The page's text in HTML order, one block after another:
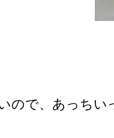
ので、あっちい